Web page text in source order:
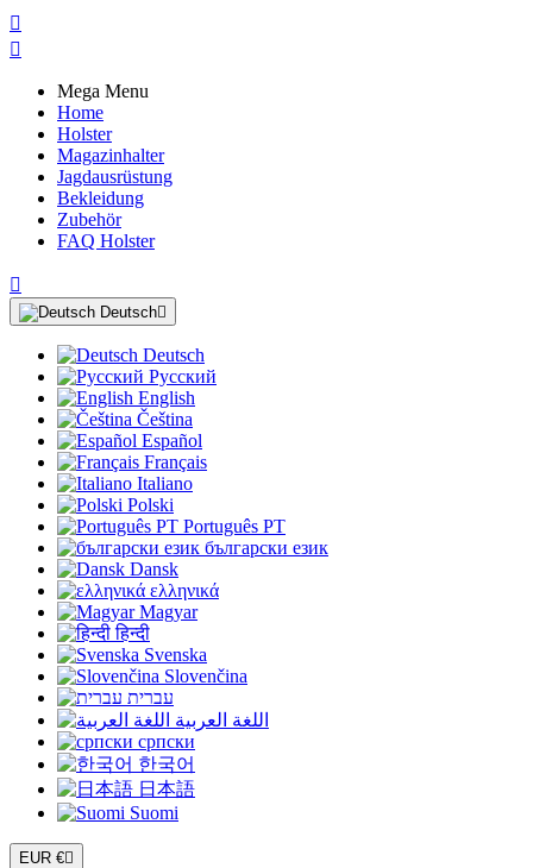


Mega Menu
Home
Holster
Magazinhalter
Jagdausrüstung
Bekleidung
Zubehör
FAQ Holster

Deutsch
Deutsch
Русский
English
Čeština
Español
Français
Italiano
Polski
Português PT
български език
Dansk
ελληνικά
Magyar
हिन्दी
Svenska
Slovenčina
עברית
اللغة العربية
српски
한국어
日本語
Suomi
EUR €